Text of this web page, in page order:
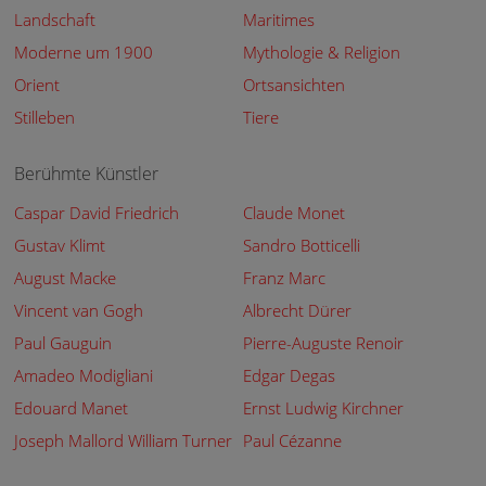
Landschaft
Maritimes
Moderne um 1900
Mythologie & Religion
Orient
Ortsansichten
Stilleben
Tiere
Berühmte Künstler
Caspar David Friedrich
Claude Monet
Gustav Klimt
Sandro Botticelli
August Macke
Franz Marc
Vincent van Gogh
Albrecht Dürer
Paul Gauguin
Pierre-Auguste Renoir
Amadeo Modigliani
Edgar Degas
Edouard Manet
Ernst Ludwig Kirchner
Joseph Mallord William Turner Paul Cézanne